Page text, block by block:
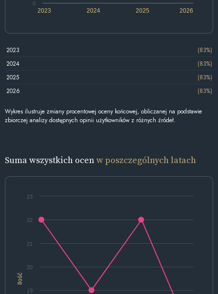
2024 2026
2023 2025
0
2023
(83%)
2024
(83%)
2025
(83%)
2026
(83%)
Wykres ilustruje zmiany procentowej oceny końcowej, obliczanej na podstawie
zbiorczej analizy dostępnych opinii użytkowników z różnych źródeł.
Suma wszystkich ocenw poszczególnych latach
Ilość
19
20
21
22
23